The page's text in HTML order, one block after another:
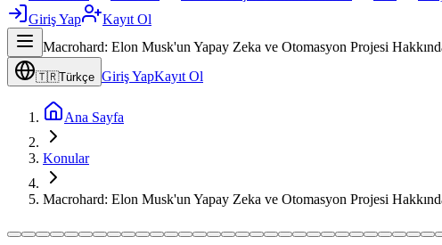
Giriş Yap
Kayıt Ol
Macrohard: Elon Musk'un Yapay Zeka ve Otomasyon Projesi
🇹🇷Türkçe Giriş YapKayıt Ol
Ana Sayfa
Konular
Macrohard: Elon Musk'un Yapay Zeka ve Otomasyon Projesi